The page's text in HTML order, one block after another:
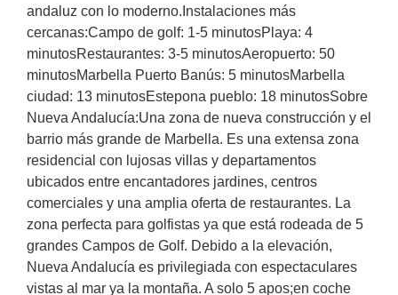
andaluz con lo moderno.Instalaciones más
cercanas:Campo de golf: 1-5 minutosPlaya: 4
minutosRestaurantes: 3-5 minutosAeropuerto: 50
minutosMarbella Puerto Banús: 5 minutosMarbella
ciudad: 13 minutosEstepona pueblo: 18 minutosSobre
Nueva Andalucía:Una zona de nueva construcción y el
barrio más grande de Marbella. Es una extensa zona
residencial con lujosas villas y departamentos
ubicados entre encantadores jardines, centros
comerciales y una amplia oferta de restaurantes. La
zona perfecta para golfistas ya que está rodeada de 5
grandes Campos de Golf. Debido a la elevación,
Nueva Andalucía es privilegiada con espectaculares
vistas al mar ya la montaña. A solo 5 apos;en coche